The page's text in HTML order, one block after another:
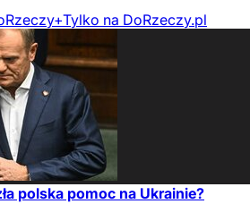
Tylko na DoRzeczy.pl
polska pomoc na Ukrainie?